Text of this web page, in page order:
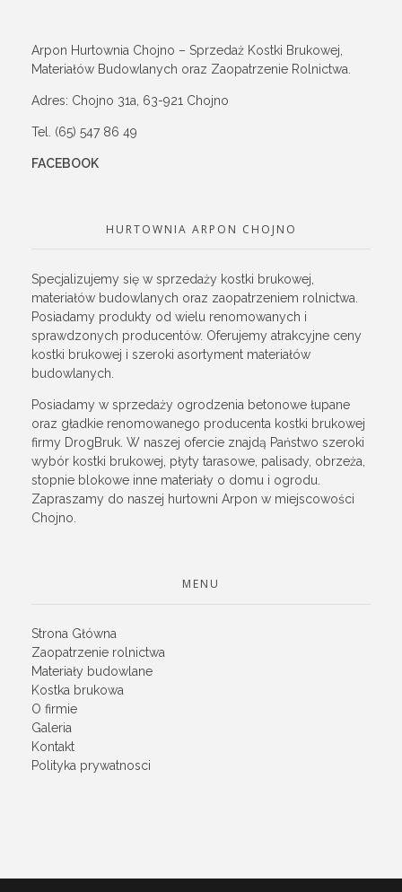
Arpon Hurtownia Chojno – Sprzedaż Kostki Brukowej,
Materiałów Budowlanych oraz Zaopatrzenie Rolnictwa.
Adres: Chojno 31a, 63-921 Chojno
Tel. (65) 547 86 49
FACEBOOK
HURTOWNIA ARPON CHOJNO
Specjalizujemy się w sprzedaży kostki brukowej,
materiałów budowlanych oraz zaopatrzeniem rolnictwa.
Posiadamy produkty od wielu renomowanych i
sprawdzonych producentów. Oferujemy atrakcyjne ceny
kostki brukowej i szeroki asortyment materiałów
budowlanych.
Posiadamy w sprzedaży ogrodzenia betonowe łupane
oraz gładkie renomowanego producenta kostki brukowej
firmy DrogBruk. W naszej ofercie znajdą Państwo szeroki
wybór kostki brukowej, płyty tarasowe, palisady, obrzeża,
stopnie blokowe inne materiały o domu i ogrodu.
Zapraszamy do naszej hurtowni Arpon w miejscowości
Chojno.
MENU
Strona Główna
Zaopatrzenie rolnictwa
Materiały budowlane
Kostka brukowa
O firmie
Galeria
Kontakt
Polityka prywatnosci